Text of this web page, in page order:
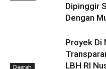
Dipinggir
Dengan
Daerah
Proyek Di
LBH RI